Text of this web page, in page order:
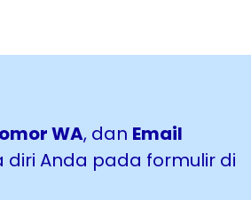
WA, dan Email
diri Anda pada formulir di